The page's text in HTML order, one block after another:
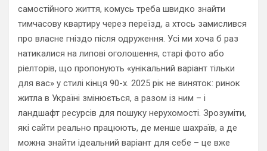
самостійного життя, комусь треба швидко знайти
тимчасову квартиру через переїзд, а хтось замислився
про власне гніздо після одруження. Усі ми хоча б раз
натикалися на липові оголошення, старі фото або
ріелторів, що пропонують «унікальний варіант тільки
для вас» у стилі кінця 90-х. 2025 рік не виняток: ринок
житла в Україні змінюється, а разом із ним – і
ландшафт ресурсів для пошуку нерухомості. Зрозуміти,
які сайти реально працюють, де менше шахраїв, а де
можна знайти ідеальний варіант для себе – це вже